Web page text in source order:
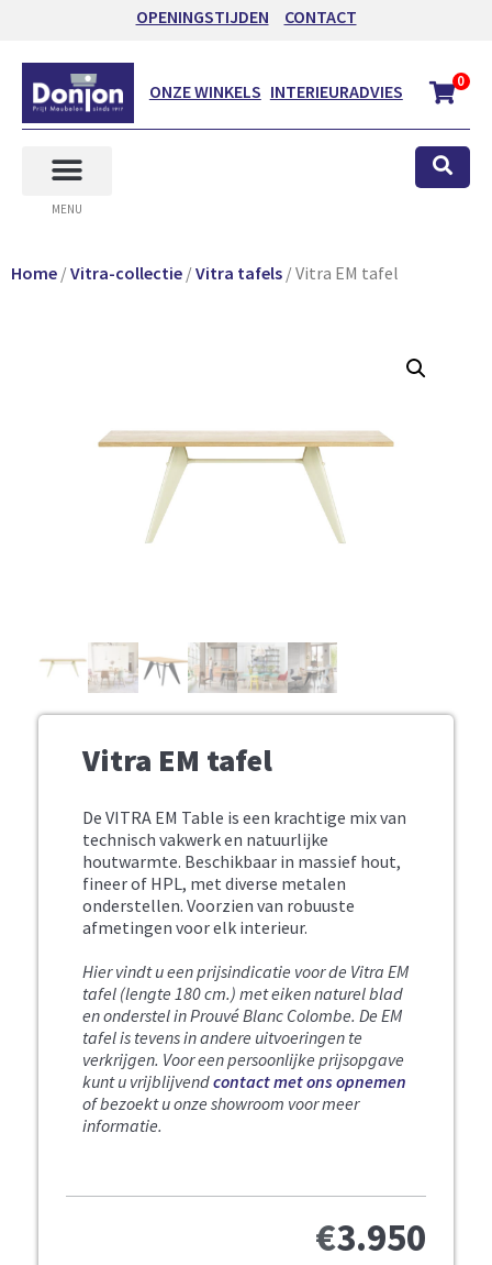
OPENINGSTIJDEN CONTACT
ONZE WINKELS INTERIEURADVIES 0
MENU
Home /Vitra-collectie /Vitra tafels / Vitra EM tafel
Vitra EM tafel
De VITRA EM Table is een krachtige mix van
technisch vakwerk en natuurlijke
houtwarmte. Beschikbaar in massief hout,
fineer of HPL, met diverse metalen
onderstellen. Voorzien van robuuste
afmetingen voor elk interieur.
Hier vindt u een prijsindicatie voor de Vitra EM
tafel (lengte 180 cm.) met eiken naturel blad
en onderstel in Prouvé Blanc Colombe. De EM
tafel is tevens in andere uitvoeringen te
verkrijgen. Voor een persoonlijke prijsopgave
kunt u vrijblijvendcontact met ons opnemen
of bezoekt u onze showroom voor meer
informatie.
€3.950